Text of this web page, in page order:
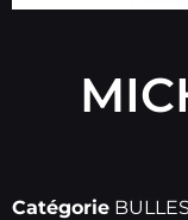
Catégorie BULLES